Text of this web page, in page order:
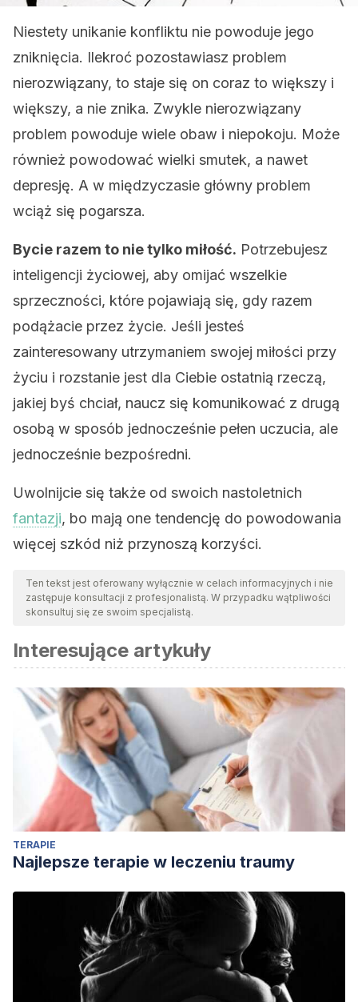
Niestety unikanie konfliktu nie powoduje jego
zniknięcia. Ilekroć pozostawiasz problem
nierozwiązany, to staje się on coraz to większy i
większy, a nie znika. Zwykle nierozwiązany
problem powoduje wiele obaw i niepokoju. Może
również powodować wielki smutek, a nawet
depresję. A w międzyczasie główny problem
wciąż się pogarsza.
Bycie razem to nie tylko miłość. Potrzebujesz
inteligencji życiowej, aby omijać wszelkie
sprzeczności, które pojawiają się, gdy razem
podążacie przez życie. Jeśli jesteś
zainteresowany utrzymaniem swojej miłości przy
życiu i rozstanie jest dla Ciebie ostatnią rzeczą,
jakiej byś chciał, naucz się komunikować z drugą
osobą w sposób jednocześnie pełen uczucia, ale
jednocześnie bezpośredni.
Uwolnijcie się także od swoich nastoletnich
fantazji, bo mają one tendencję do powodowania
więcej szkód niż przynoszą korzyści.
Ten tekst jest oferowany wyłącznie w celach informacyjnych i nie
zastępuje konsultacji z profesjonalistą. W przypadku wątpliwości
skonsultuj się ze swoim specjalistą.
Interesujące artykuły
TERAPIE
Najlepsze terapie w leczeniu traumy